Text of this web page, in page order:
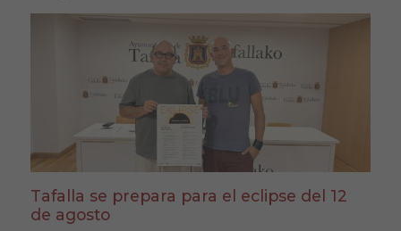
Tafalla se prepara para el eclipse del 12
de agosto